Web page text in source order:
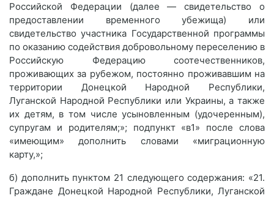
Российской Федерации (далее — свидетельство о
предоставлении временного убежища) или
свидетельство участника Государственной программы
по оказанию содействия добровольному переселению в
Российскую Федерацию соотечественников,
проживающих за рубежом, постоянно проживавшим на
территории Донецкой Народной Республики,
Луганской Народной Республики или Украины, а также
их детям, в том числе усыновленным (удочеренным),
супругам и родителям;»; подпункт «в1» после слова
«имеющим» дополнить словами «миграционную
карту,»;
б) дополнить пунктом 21 следующего содержания: «21.
Граждане Донецкой Народной Республики, Луганской